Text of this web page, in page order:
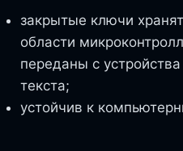
закрытые ключи
области
переданы с
текста;
устойчив к